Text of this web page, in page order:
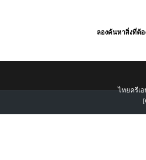
ลองค้นหาสิ่งที่ต้อ
ไทยครีเอ
[